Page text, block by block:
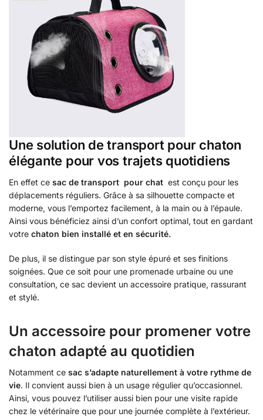
Une solution de transport pour chaton
élégante pour vos trajets quotidiens
En effet ce sac de transport pour chat est conçu pour les
déplacements réguliers. Grâce à sa silhouette compacte et
moderne, vous l’emportez facilement, à la main ou à l’épaule.
Ainsi vous bénéficiez ainsi d’un confort optimal, tout en gardant
votre chaton bien installé et en sécurité.
De plus, il se distingue par son style épuré et ses finitions
soignées. Que ce soit pour une promenade urbaine ou une
consultation, ce sac devient un accessoire pratique, rassurant
et stylé.
Un accessoire pour promener votre
chaton adapté au quotidien
Notamment ce sac s’adapte naturellement à votre rythme de
vie. Il convient aussi bien à un usage régulier qu’occasionnel.
Ainsi, vous pouvez l’utiliser aussi bien pour une visite rapide
chez le vétérinaire que pour une journée complète à l’extérieur.